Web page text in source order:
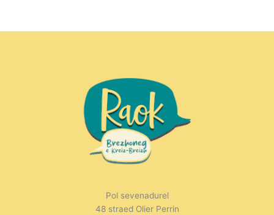
Pol sevenadurel
48 straed Olier Perrin